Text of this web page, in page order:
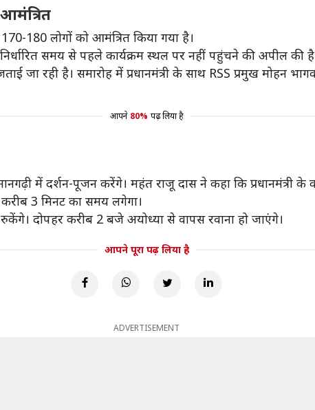
180 लोगों को आमंत्रित किया गया है।
समय से पहले कार्यक्रम स्थल पर नहीं पहुंचने की अपील की
जा रही है। समारोह में प्रधानमंत्री के साथ RSS प्रमुख मोहन
आपने 80% पढ़ लिया है
में दर्शन-पूजन करेंगे। महंत राजू दास ने कहा कि प्रधानमंत्री के
करीब 3 मिनट का समय लगेगा।
दोपहर करीब 2 बजे अयोध्या से वापस रवाना हो जाएंगे।
आपने पूरा पढ़ लिया है
ADVERTISEMENT